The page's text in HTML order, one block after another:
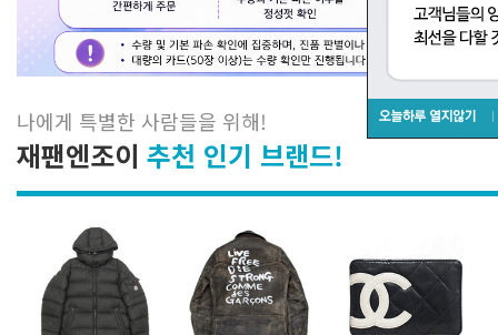
나에게 특별한 사람들을 위해!
재팬엔조이 추천 인기 브랜드!